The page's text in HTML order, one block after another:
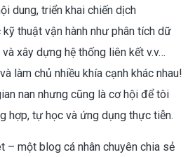
dung, triển khai chiến dịch
thuật vận hành như phân tích dữ
xây dựng hệ thống liên kết v.v…
làm chủ nhiều khía cạnh khác nhau!
nan nhưng cũng là cơ hội để tôi
hợp, tự học và ứng dụng thực tiễn.
– một blog cá nhân chuyên chia sẻ